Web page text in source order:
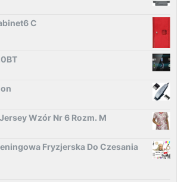
C
Wzór Nr 6 Rozm. M
Fryzjerska Do Czesania